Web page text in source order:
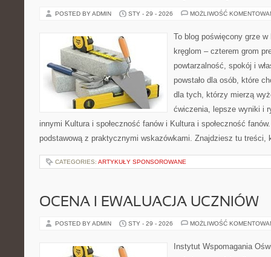
POSTED BY ADMIN STY - 29 - 2026 MOŻLIWOŚĆ
To blog poświęcony grze
kręglom – czterem grom
powtarzalność, spokój i
powstało dla osób, które
dla tych, którzy mierzą
ćwiczenia, lepsze wyniki i
innymi Kultura i społeczność fanów i Kultura i społeczność
podstawową z praktycznymi wskazówkami. Znajdziesz tu treści,
CATEGORIES: ARTYKUŁY SPONSOROWANE
OCENA I EWALUACJA UCZNIÓW
POSTED BY ADMIN STY - 29 - 2026 MOŻLIWOŚĆ
Instytut Wspomagania